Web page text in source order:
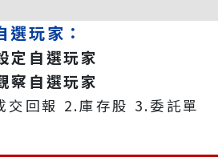
選玩家：
定自選玩家
察自選玩家
交回報 2.庫存股 3.委託單